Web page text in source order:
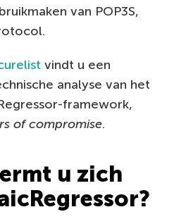
van POP3S,
vindt u een
analyse van het
framework,
of compromise.
u zich